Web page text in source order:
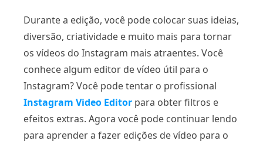
Durante a edição, você pode colocar suas ideias,
diversão, criatividade e muito mais para tornar
os vídeos do Instagram mais atraentes. Você
conhece algum editor de vídeo útil para o
Instagram? Você pode tentar o profissional
Instagram Video Editor para obter filtros e
efeitos extras. Agora você pode continuar lendo
para aprender a fazer edições de vídeo para o